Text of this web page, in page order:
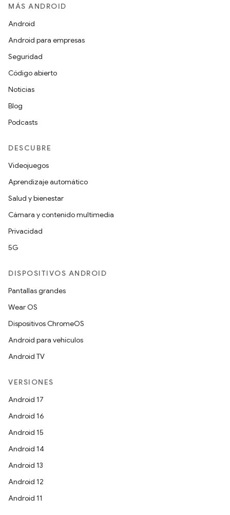
MÁS ANDROID
Android
Android para empresas
Seguridad
Código abierto
Noticias
Blog
Podcasts
DESCUBRE
Videojuegos
Aprendizaje automático
Salud y bienestar
Cámara y contenido multimedia
Privacidad
5G
DISPOSITIVOS ANDROID
Pantallas grandes
Wear OS
Dispositivos ChromeOS
Android para vehículos
Android TV
VERSIONES
Android 17
Android 16
Android 15
Android 14
Android 13
Android 12
Android 11